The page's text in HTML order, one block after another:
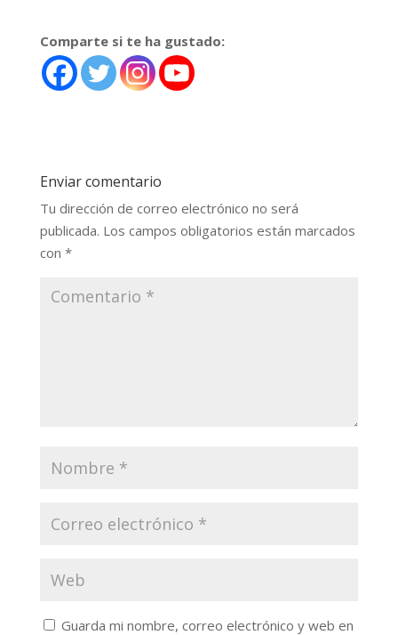
Comparte si te ha gustado:
Enviar comentario
Tu dirección de correo electrónico no será
publicada. Los campos obligatorios están marcados
con *
Guarda mi nombre, correo electrónico y web en